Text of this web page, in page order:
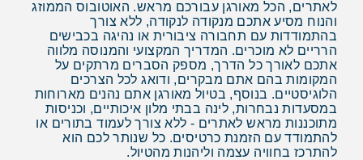
לאתרים, הכל מאורגן עבורכם מראש. האוטובוס הממוזג
והנוח מסיע אתכם מנקודה לנקודה, ללא צורך
בהתמודדות עם תחבורה ציבורית או נהיגה בכבישים
הרריים לא מוכרים. המדריך המקצועי והמנוסה מלווה
אתכם לאורך כל הדרך, מספק הסברים מרתקים על
המקומות בהם אתם מבקרים, ודואג לכל הצרכים
הלוגיסטיים. בנוסף, בטיול מאורגן אתם נהנים מארוחות
במסעדות נבחרות, לינה בבתי מלון איכותיים, וכניסות
מתוכננות מראש לאתרים - ללא צורך לעמוד בתורים או
להתמודד עם הזמנת כרטיסים. כל שנותר לכם הוא
להתרכז בחוויה עצמה וליהנות מהטיול.